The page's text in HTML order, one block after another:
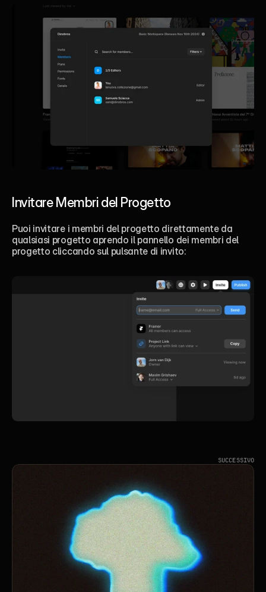
Invitare Membri del Progetto
Puoi invitare i membri del progetto direttamente da
qualsiasi progetto aprendo il pannello dei membri del
progetto cliccando sul pulsante di invito:
SUCCESSIVO